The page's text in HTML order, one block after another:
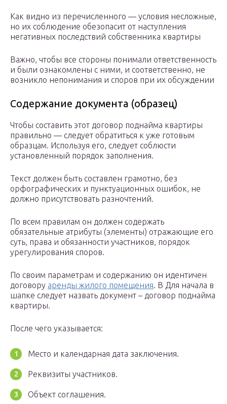
Как видно из перечисленного — условия несложные,
но их соблюдение обезопасит от наступления
негативных последствий собственника квартиры
Важно, чтобы все стороны понимали ответственность
и были ознакомлены с ними, и соответственно, не
возникло непонимания и споров при их обсуждении
Содержание документа (образец)
Чтобы составить этот договор поднайма квартиры
правильно — следует обратиться к уже готовым
образцам. Используя его, следует соблюсти
установленный порядок заполнения.
Текст должен быть составлен грамотно, без
орфографических и пунктуационных ошибок, не
должно присутствовать разночтений.
По всем правилам он должен содержать
обязательные атрибуты (элементы) отражающие его
суть, права и обязанности участников, порядок
урегулирования споров.
По своим параметрам и содержанию он идентичен
договору аренды жилого помещения. В Для начала в
шапке следует назвать документ – договор поднайма
квартиры.
После чего указывается:
Место и календарная дата заключения.
Реквизиты участников.
Объект соглашения.